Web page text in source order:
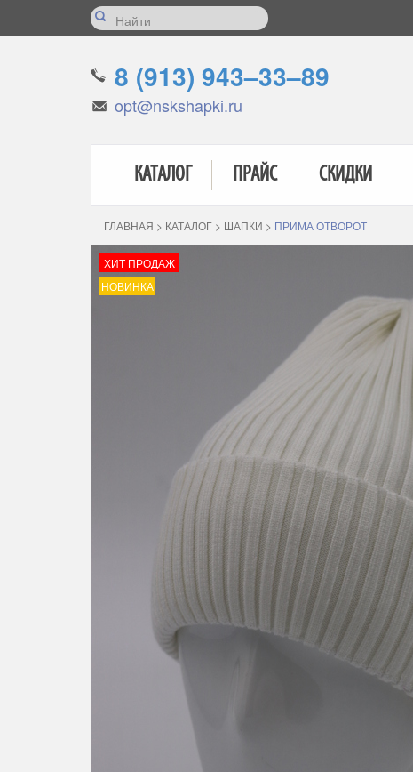
8 (913) 943–33–89
opt@nskshapki.ru
КАТАЛОГ ПРАЙС СКИДКИ
ГЛАВНАЯ > КАТАЛОГ > ШАПКИ > ПРИМА ОТВОРОТ
ХИТ ПРОДАЖ
НОВИНКА